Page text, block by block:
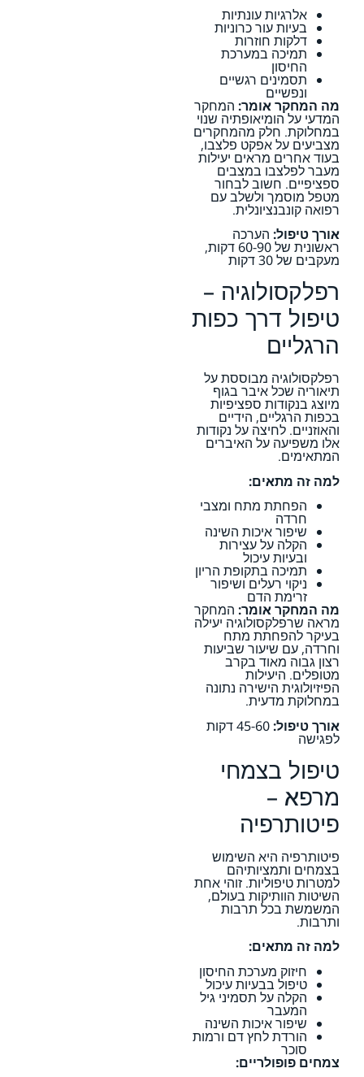
אלרגיות עונתיות
בעיות עור כרוניות
דלקות חוזרות
תמיכה במערכת
החיסון
תסמינים רגשיים
ונפשיים
מה המחקר אומר: המחקר
המדעי על הומיאופתיה שנוי
במחלוקת. חלק מהמחקרים
מצביעים על אפקט פלצבו,
בעוד אחרים מראים יעילות
מעבר לפלצבו במצבים
ספציפיים. חשוב לבחור
מטפל מוסמך ולשלב עם
רפואה קונבנציונלית.
אורך טיפול: הערכה
ראשונית של 60-90 דקות,
מעקבים של 30 דקות
רפלקסולוגיה –
טיפול דרך כפות
הרגליים
רפלקסולוגיה מבוססת על
תיאוריה שכל איבר בגוף
מיוצג בנקודות ספציפיות
בכפות הרגליים, הידיים
והאוזניים. לחיצה על נקודות
אלו משפיעה על האיברים
המתאימים.
למה זה מתאים:
הפחתת מתח ומצבי
חרדה
שיפור איכות השינה
הקלה על עצירות
ובעיות עיכול
תמיכה בתקופת הריון
ניקוי רעלים ושיפור
זרימת הדם
מה המחקר אומר: המחקר
מראה שרפלקסולוגיה יעילה
בעיקר להפחתת מתח
וחרדה, עם שיעור שביעות
רצון גבוה מאוד בקרב
מטופלים. היעילות
הפיזיולוגית הישירה נתונה
במחלוקת מדעית.
אורך טיפול:
45-60 דקות
לפגישה
טיפול בצמחי
מרפא –
פיטותרפיה
פיטותרפיה היא השימוש
בצמחים ותמציותיהם
למטרות טיפוליות. זוהי אחת
השיטות הוותיקות בעולם,
המשמשת בכל תרבות
ותרבות.
למה זה מתאים:
חיזוק מערכת החיסון
טיפול בבעיות עיכול
הקלה על תסמיני גיל
המעבר
שיפור איכות השינה
הורדת לחץ דם ורמות
סוכר
צמחים פופולריים: